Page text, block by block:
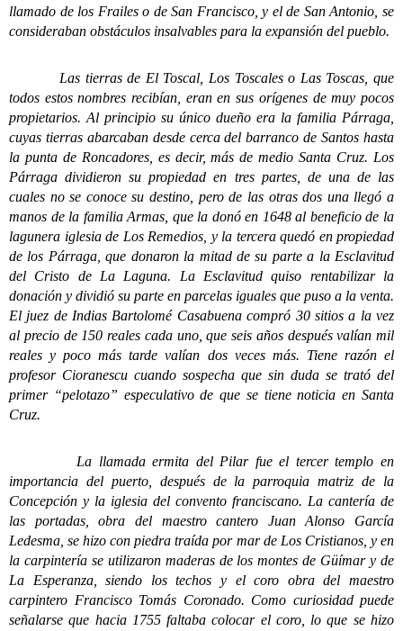
llamado de los Frailes o de San Francisco, y el de San Antonio, se
consideraban obstáculos insalvables para la expansión del pueblo.
Las tierras de El Toscal, Los Toscales o Las Toscas, que
todos estos nombres recibían, eran en sus orígenes de muy pocos
propietarios. Al principio su único dueño era la familia Párraga,
cuyas tierras abarcaban desde cerca del barranco de Santos hasta
la punta de Roncadores, es decir, más de medio Santa Cruz. Los
Párraga dividieron su propiedad en tres partes, de una de las
cuales no se conoce su destino, pero de las otras dos una llegó a
manos de la familia Armas, que la donó en 1648 al beneficio de la
lagunera iglesia de Los Remedios, y la tercera quedó en propiedad
de los Párraga, que donaron la mitad de su parte a la Esclavitud
del Cristo de La Laguna. La Esclavitud quiso rentabilizar la
donación y dividió su parte en parcelas iguales que puso a la venta.
El juez de Indias Bartolomé Casabuena compró 30 sitios a la vez
al precio de 150 reales cada uno, que seis años después valían mil
reales y poco más tarde valían dos veces más. Tiene razón el
profesor Cioranescu cuando sospecha que sin duda se trató del
primer “pelotazo” especulativo de que se tiene noticia en Santa
Cruz.
La llamada ermita del Pilar fue el tercer templo en
importancia del puerto, después de la parroquia matriz de la
Concepción y la iglesia del convento franciscano. La cantería de
las portadas, obra del maestro cantero Juan Alonso García
Ledesma, se hizo con piedra traída por mar de Los Cristianos, y en
la carpintería se utilizaron maderas de los montes de Güímar y de
La Esperanza, siendo los techos y el coro obra del maestro
carpintero Francisco Tomás Coronado. Como curiosidad puede
señalarse que hacia 1755 faltaba colocar el coro, lo que se hizo